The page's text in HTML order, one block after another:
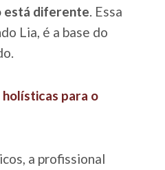
está diferente. Essa
Lia, é a base do
para o
a profissional